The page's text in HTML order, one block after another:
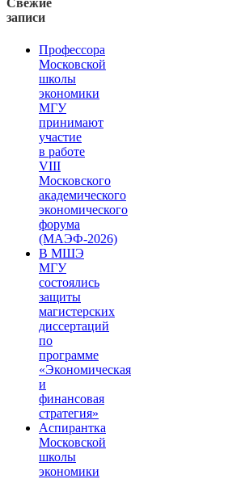
Свежие
записи
Профессора
Московской
школы
экономики
МГУ
принимают
участие
в работе
VIII
Московского
академического
экономического
форума
(МАЭФ-2026)
В МШЭ
МГУ
состоялись
защиты
магистерских
диссертаций
по
программе
«Экономическая
и
финансовая
стратегия»
Аспирантка
Московской
школы
экономики